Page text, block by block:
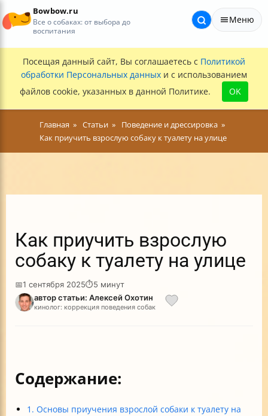
Bowbow.ru
Все о собаках: от выбора до
воспитания
Меню
Посещая данный сайт, Вы соглашаетесь с Политикой
обработки Персональных данных и с использованием
файлов cookie, указанных в данной Политике.
OK
Главная Статьи
Поведение и дрессировка
Как приучить взрослую собаку к туалету на улице
Как приучить взрослую
собаку к туалету на улице
📅1 сентября 2025⏱5 минут
автор статьи: Алексей Охотин
кинолог: коррекция поведения собак
Содержание:
1. Основы приучения взрослой собаки к туалету на